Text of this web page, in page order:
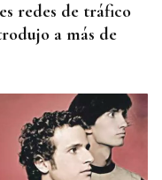
redes de tráfico
a más de